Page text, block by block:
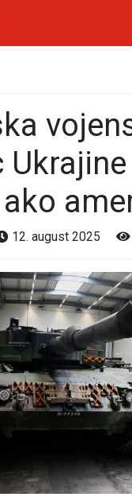
12. august 2025